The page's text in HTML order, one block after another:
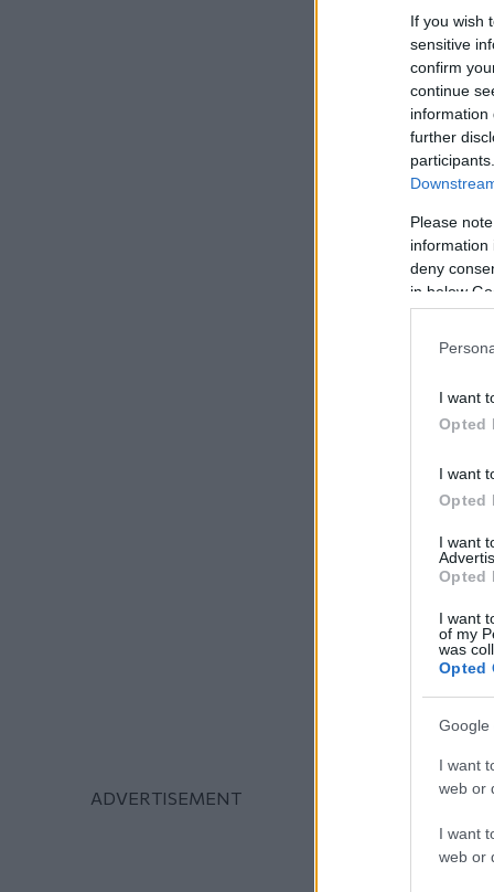
If you wish
sensitive
confirm
continue
information
further
Please
information
deny
in below
I want
Opted
I want
Opted
I want
Opted
I want
of my
was
Opted
Google
I want
web or
I want
web or